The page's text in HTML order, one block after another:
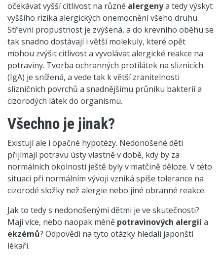
očekávat vyšší citlivost na různé alergenya tedy výskyt
vyššího rizika alergických onemocnění všeho druhu.
Střevní propustnost je zvýšená, a do krevního oběhu se
tak snadno dostávají i větší molekuly, které opět
mohou zvýšit citlivost a vyvolávat alergické reakce na
potraviny. Tvorba ochranných protilátek na sliznicích
(IgA) je snížená, a vede tak k větší zranitelnosti
slizničních povrchů a snadnějšímu průniku bakterií a
cizorodých látek do organismu.
Všechno je jinak?
Existují ale i opačné hypotézy. Nedonošené děti
přijímají potravu ústy vlastně v době, kdy by za
normálních okolností ještě byly v matčině děloze. V této
situaci při normálním vývoji vzniká spíše tolerance na
cizorodé složky než alergie nebo jiné obranné reakce.
Jak to tedy s nedonošenými dětmi je ve skutečnosti?
Mají více, nebo naopak méně potravinových alergiía
ekzémů? Odpovědi na tyto otázky hledali japonští
lékaři.